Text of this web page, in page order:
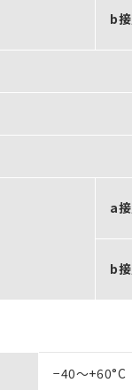
b
a
b
−40～+60°C